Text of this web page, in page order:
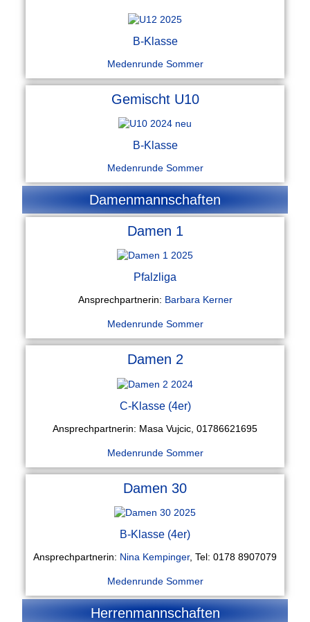
B-Klasse
Medenrunde Sommer
Gemischt U10
B-Klasse
Medenrunde Sommer
Damenmannschaften
Damen 1
Pfalzliga
Ansprechpartnerin: Barbara Kerner
Medenrunde Sommer
Damen 2
C-Klasse (4er)
Ansprechpartnerin: Masa Vujcic, 01786621695
Medenrunde Sommer
Damen 30
B-Klasse (4er)
Ansprechpartnerin: Nina Kempinger, Tel: 0178 8907079
Medenrunde Sommer
Herrenmannschaften